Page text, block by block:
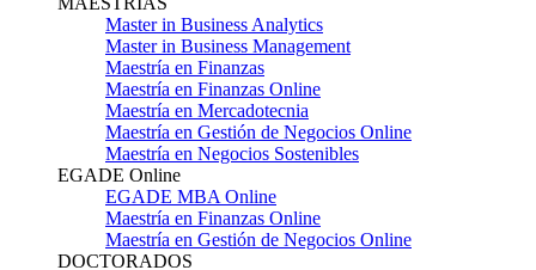
Master in Business Analytics
Master in Business Management
Maestría en Finanzas
Maestría en Finanzas Online
Maestría en Mercadotecnia
Maestría en Gestión de Negocios Online
Maestría en Negocios Sostenibles
EGADE Online
EGADE MBA Online
Maestría en Finanzas Online
Maestría en Gestión de Negocios Online
DOCTORADOS